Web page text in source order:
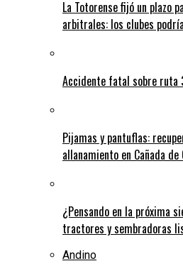
La Totorense fijó un plazo
arbitrales: los clubes
Accidente fatal sobre ruta
Pijamas y pantuflas:
allanamiento en Cañada de
¿Pensando en la próxima
tractores y sembradoras
Andino